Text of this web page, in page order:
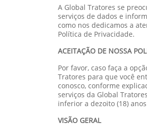
A Global Tratores se
serviços de dados e
como nos dedicamos a
Política de Privacidade.
ACEITAÇÃO DE NOSSA
Por favor, caso faça a
Tratores para que você
conosco, conforme
serviços da Global
inferior a dezoito (18)
VISÃO GERAL